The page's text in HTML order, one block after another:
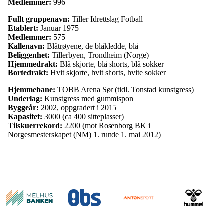
Medlemmer: 996
Fullt gruppenavn: Tiller Idrettslag Fotball
Etablert: Januar 1975
Medlemmer: 575
Kallenavn: Blåtrøyene, de blåkledde, blå
Beliggenhet: Tillerbyen, Trondheim (Norge)
Hjemmedrakt: Blå skjorte, blå shorts, blå sokker
Bortedrakt: Hvit skjorte, hvit shorts, hvite sokker
Hjemmebane: TOBB Arena Sør (tidl. Tonstad kunstgress)
Underlag: Kunstgress med gummispon
Byggeår: 2002, oppgradert i 2015
Kapasitet: 3000 (ca 400 sitteplasser)
Tilskuerrekord: 2200 (mot Rosenborg BK i
Norgesmesterskapet (NM) 1. runde 1. mai 2012)